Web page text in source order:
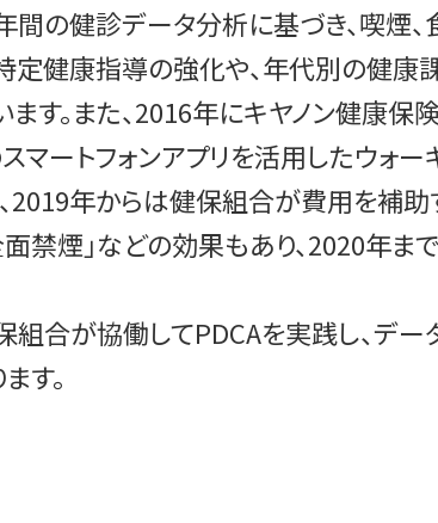
間の健診データ分析に基づき、喫煙
健康指導の強化や、年代別の健康
。また、2016年にキヤノン健康保
マートフォンアプリを活用したウォ
年からは健保組合が費用を補助
禁煙」などの効果もあり、2020年ま
組合が協働してPDCAを実践し、デ
す。